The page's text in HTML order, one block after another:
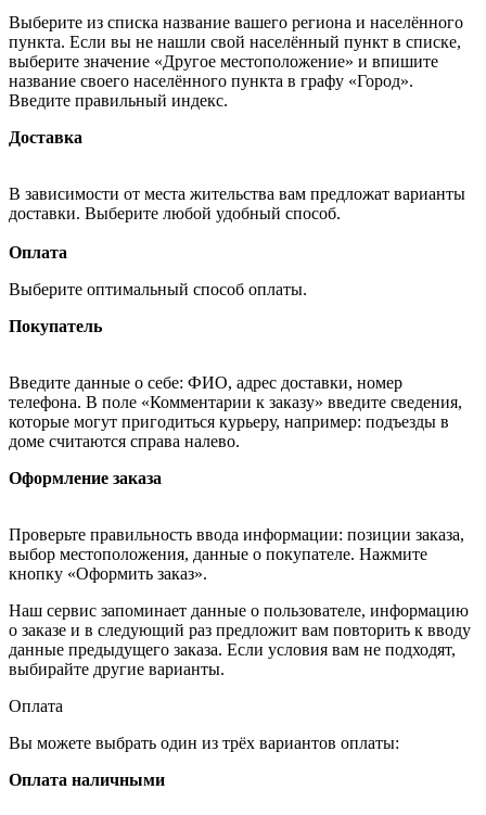
Выберите из списка название вашего региона и населённого
пункта. Если вы не нашли свой населённый пункт в списке,
выберите значение «Другое местоположение» и впишите
название своего населённого пункта в графу «Город».
Введите правильный индекс.
Доставка
В зависимости от места жительства вам предложат варианты
доставки. Выберите любой удобный способ.
Оплата
Выберите оптимальный способ оплаты.
Покупатель
Введите данные о себе: ФИО, адрес доставки, номер
телефона. В поле «Комментарии к заказу» введите сведения,
которые могут пригодиться курьеру, например: подъезды в
доме считаются справа налево.
Оформление заказа
Проверьте правильность ввода информации: позиции заказа,
выбор местоположения, данные о покупателе. Нажмите
кнопку «Оформить заказ».
Наш сервис запоминает данные о пользователе, информацию
о заказе и в следующий раз предложит вам повторить к вводу
данные предыдущего заказа. Если условия вам не подходят,
выбирайте другие варианты.
Оплата
Вы можете выбрать один из трёх вариантов оплаты:
Оплата наличными